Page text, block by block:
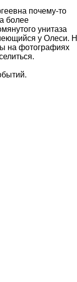
почему-то
более
унитаза
у Олеси.
на фотографиях